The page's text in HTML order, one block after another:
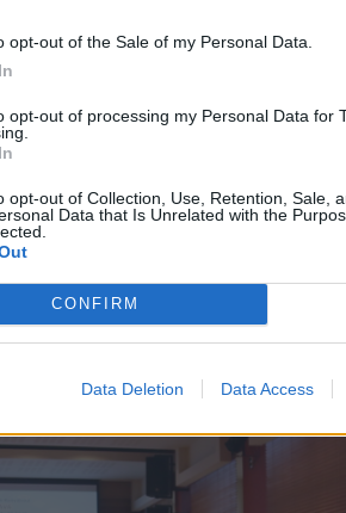
opt-out of the Sale of my Personal Data.
opt-out of processing my Personal Data for
opt-out of Collection, Use, Retention, Sale,
Data that Is Unrelated with the
CONFIRM
Data Deletion Data Access
mimořádně nízké nabídkové ceny.
dokumentací, splňuje
Společnost zároveň
obrátit na Úřad pro ochranu hospodářské
pouze dvou nabídek považují za
pokud samotná nižší cena
města podle nich navíc není
nebo vůbec. I z tohoto
nejvyšším orgánem obce, tedy